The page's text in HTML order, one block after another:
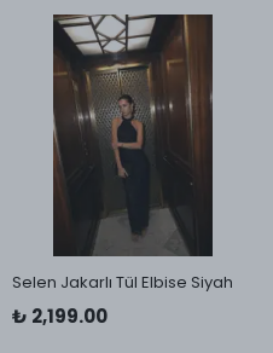
Selen Jakarlı Tül Elbise Siyah
₺ 2,199.00